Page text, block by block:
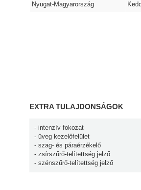
Nyugat-Magyarország Kedd
EXTRA TULAJDONSÁGOK
- intenzív fokozat
- üveg kezelőfelület
- szag- és páraérzékelő
- zsírszűrő-telítettség jelző
- szénszűrő-telítettség jelző